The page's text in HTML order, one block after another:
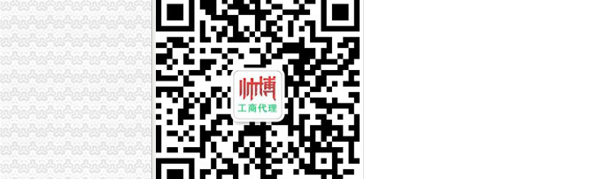
【重庆渝州路便民服务热线|便民网】-重庆赶集网
渝州路上开了一家逼格甜品店,真材实料环境好-重庆商业街-重庆购物狂
重庆市经济和信息化委员会-关于公布2016年度重庆市节能服务公司备
重庆九龙坡渝州路火锅加盟网,重庆九龙坡渝州路火锅加盟公司-城际
【石桥铺九龙坡石桥铺渝州路渝州路换芯室内门】
智慧渝州路安卓版下载_手机智慧渝州路官网新版
【西宁重庆开云办公设备公司】网点,地址,电话,营业时间-大众点
【科力建材有限公司】科力建材有限公司电话,科力建材有限公司地址
九龙坡渝州路金银湾修,指纹安装维修九龙坡周边
【重庆渝州路护肤品招商|护肤品招商网|护肤品招商代理加盟】-重庆赶